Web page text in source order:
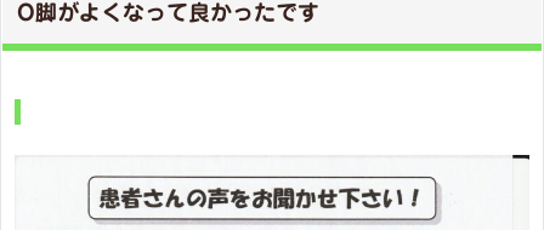
O脚がよくなって良かったです